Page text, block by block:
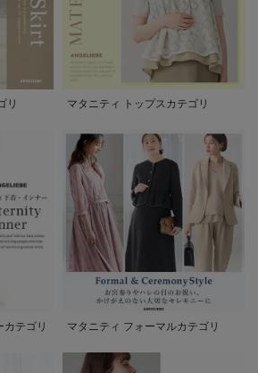
リ マタニティ トップスカテゴリ
テゴリ マタニティ フォーマルカテゴリ